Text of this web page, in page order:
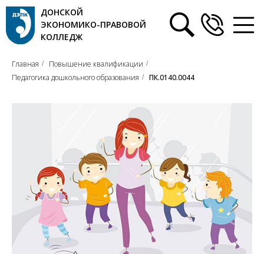
ДОНСКОЙ
ЭКОНОМИКО-ПРАВОВОЙ
КОЛЛЕДЖ
Главная / Повышение квалификации /
Педагогика дошкольного образования / ПК.0140.0044